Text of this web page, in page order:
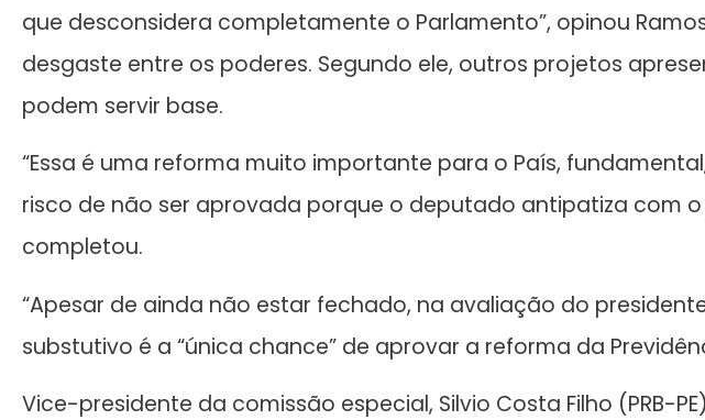
que desconsidera completamente o Parlamento”, opinou
desgaste entre os poderes. Segundo ele, outros projetos
podem servir base.
“Essa é uma reforma muito importante para o País,
risco de não ser aprovada porque o deputado antipatiza com o
completou.
“Apesar de ainda não estar fechado, na avaliação do
substutivo é a “única chance” de aprovar a reforma da
Vice-presidente da comissão especial, Silvio Costa Filho (PRB-